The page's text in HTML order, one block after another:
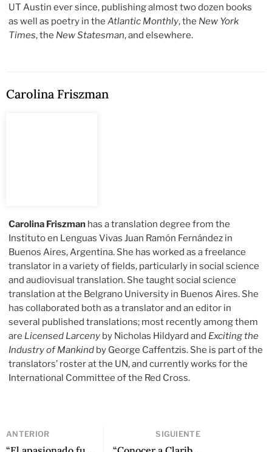
UT Austin ever since, publishing almost two dozen books
as well as poetry in the Atlantic Monthly, the New York
Times, the New Statesman, and elsewhere.
Carolina Friszman
Carolina Friszman has a translation degree from the
Instituto en Lenguas Vivas Juan Ramón Fernández in
Buenos Aires, Argentina. She has worked as a freelance
translator in a variety of fields, particularly in social science
and audiovisual translation. She taught social science
translation at the Belgrano University in Buenos Aires. She
has collaborated both as a translator and an editor in
several published translations; most recently among them
are Licensed Larceny by Nicholas Hildyard and Exciting the
Industry of Mankind by George Caffentzis. She is part of the
translators’ roster at the UN, and currently works for the
International Committee of the Red Cross.
ANTERIOR SIGUIENTE